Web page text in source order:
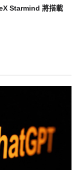
Starmind 將搭載